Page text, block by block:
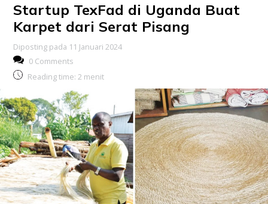
Startup TexFad di Uganda Buat
Karpet dari Serat Pisang
Diposting pada 11 Januari 2024
0 Comments
Reading time: 2 menit